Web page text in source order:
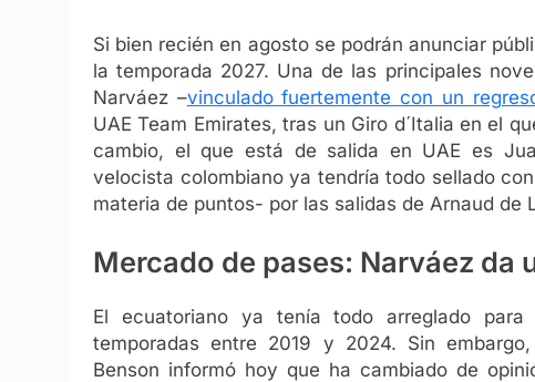
Si bien recién en agosto se podrán anunciar
la temporada 2027. Una de las principales
Narváez –vinculado fuertemente con un
UAE Team Emirates, tras un Giro d´Italia en el
cambio, el que está de salida en UAE es
velocista colombiano ya tendría todo sellado
materia de puntos- por las salidas de Arnaud de
Mercado de pases: Narváez da
El ecuatoriano ya tenía todo arreglado
temporadas entre 2019 y 2024. Sin
Benson informó hoy que ha cambiado de